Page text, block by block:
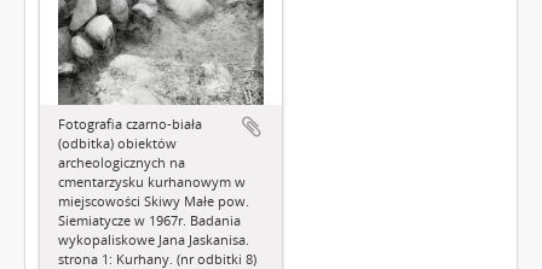
Fotografia czarno-biała
(odbitka) obiektów
archeologicznych na
cmentarzysku kurhanowym w
miejscowości Skiwy Małe pow.
Siemiatycze w 1967r. Badania
wykopaliskowe Jana Jaskanisa.
strona 1: Kurhany. (nr odbitki 8)